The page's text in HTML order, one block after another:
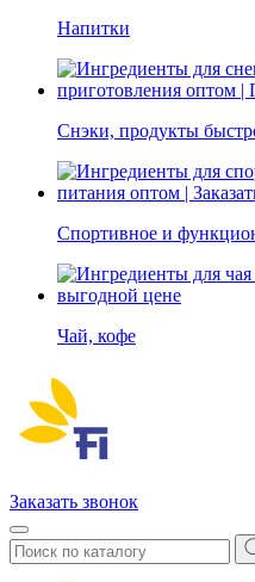
Напитки
Снэки, продукты
Спортивное и
Чай, кофе
Заказать звонок